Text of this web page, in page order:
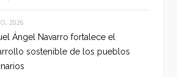
2026
Ángel Navarro fortalece el
sostenible de los pueblos